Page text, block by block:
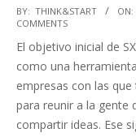
2014-
03-
10
BY: THINK&START ON:
COMMENTS
El objetivo inicial de
como una
empresas con las
para reunir a la gente
compartir ideas. Ese